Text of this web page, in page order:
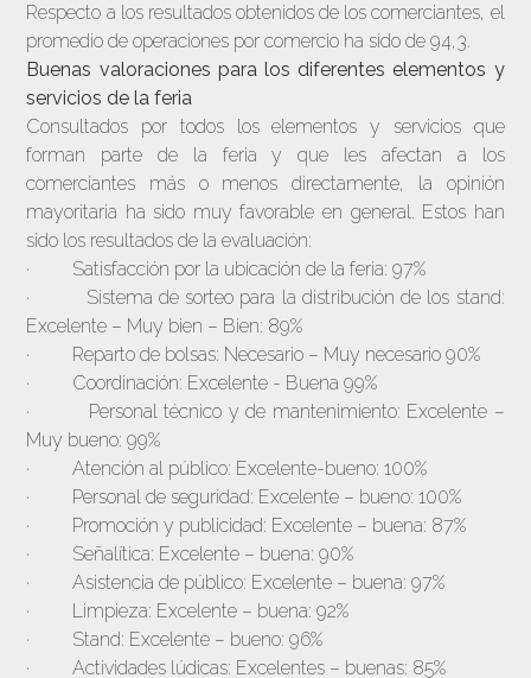
Respecto a los resultados obtenidos de los comerciantes, el
promedio de operaciones por comercio ha sido de 94,3.
Buenas valoraciones para los diferentes elementos y
servicios de la feria
Consultados por todos los elementos y servicios que
forman parte de la feria y que les afectan a los
comerciantes más o menos directamente, la opinión
mayoritaria ha sido muy favorable en general. Estos han
sido los resultados de la evaluación:
· Satisfacción por la ubicación de la feria: 97%
· Sistema de sorteo para la distribución de los stand:
Excelente – Muy bien – Bien: 89%
· Reparto de bolsas: Necesario – Muy necesario 90%
· Coordinación: Excelente - Buena 99%
· Personal técnico y de mantenimiento: Excelente –
Muy bueno: 99%
· Atención al público: Excelente-bueno: 100%
· Personal de seguridad: Excelente – bueno: 100%
· Promoción y publicidad: Excelente – buena: 87%
· Señalítica: Excelente – buena: 90%
· Asistencia de público: Excelente – buena: 97%
· Limpieza: Excelente – buena: 92%
· Stand: Excelente – bueno: 96%
· Actividades lúdicas: Excelentes – buenas: 85%